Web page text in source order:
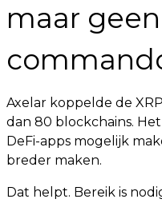
maar
Axelar koppelde de
dan 80 blockchains.
DeFi-apps mogelijk
breder maken.
Dat helpt. Bereik is